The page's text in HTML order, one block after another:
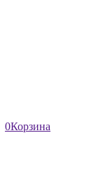
0Корзина